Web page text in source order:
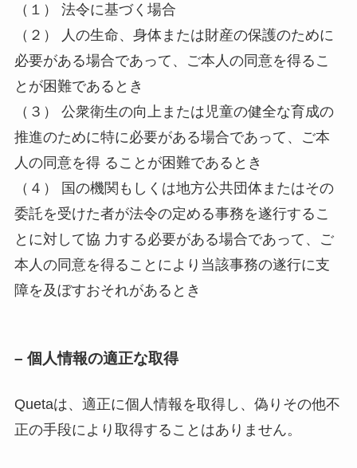
（１） 法令に基づく場合
（２） 人の生命、身体または財産の保護のために
必要がある場合であって、ご本人の同意を得るこ
とが困難であるとき
（３） 公衆衛生の向上または児童の健全な育成の
推進のために特に必要がある場合であって、ご本
人の同意を得 ることが困難であるとき
（４） 国の機関もしくは地方公共団体またはその
委託を受けた者が法令の定める事務を遂行するこ
とに対して協 力する必要がある場合であって、ご
本人の同意を得ることにより当該事務の遂行に支
障を及ぼすおそれがあるとき
– 個人情報の適正な取得
Quetaは、適正に個人情報を取得し、偽りその他不
正の手段により取得することはありません。